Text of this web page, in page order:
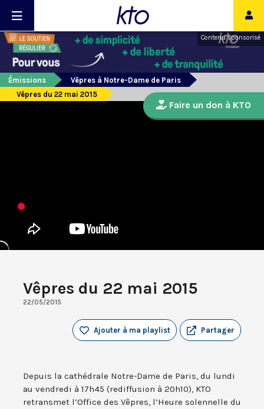
Contenu sponsorisé
Émissions
Vêpres à Notre-Dame de Paris
Vêpres du 22 mai 2015
Vêpres du 22 mai 2015
22/05/2015
Partager
Ajouter à ma playlist
Depuis la cathédrale Notre-Dame de Paris, du lundi
au vendredi à 17h45 (rediffusion à 20h10), KTO
retransmet l’Office des Vêpres, l’Heure solennelle du
Faire un don à KTO